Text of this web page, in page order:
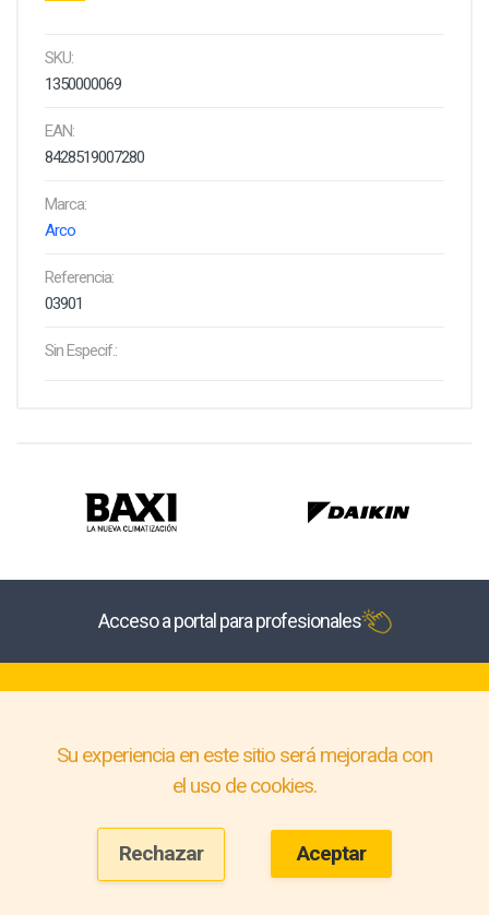
SKU:
1350000069
EAN:
8428519007280
Marca:
Arco
Referencia:
03901
Sin Especif.:
Acceso a portal para profesionales
Su experiencia en este sitio será mejorada con
el uso de cookies.
Rechazar Aceptar